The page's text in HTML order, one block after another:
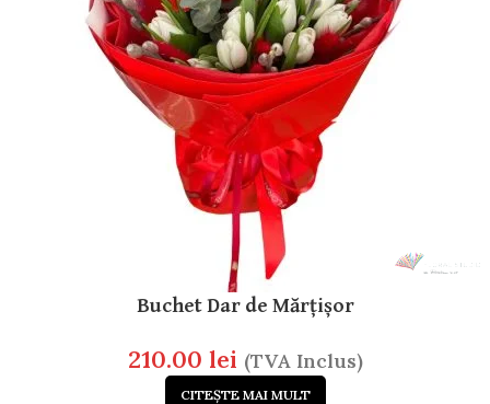
Buchet Dar de Mărțișor
210.00 lei (TVA Inclus)
CITEȘTE MAI MULT